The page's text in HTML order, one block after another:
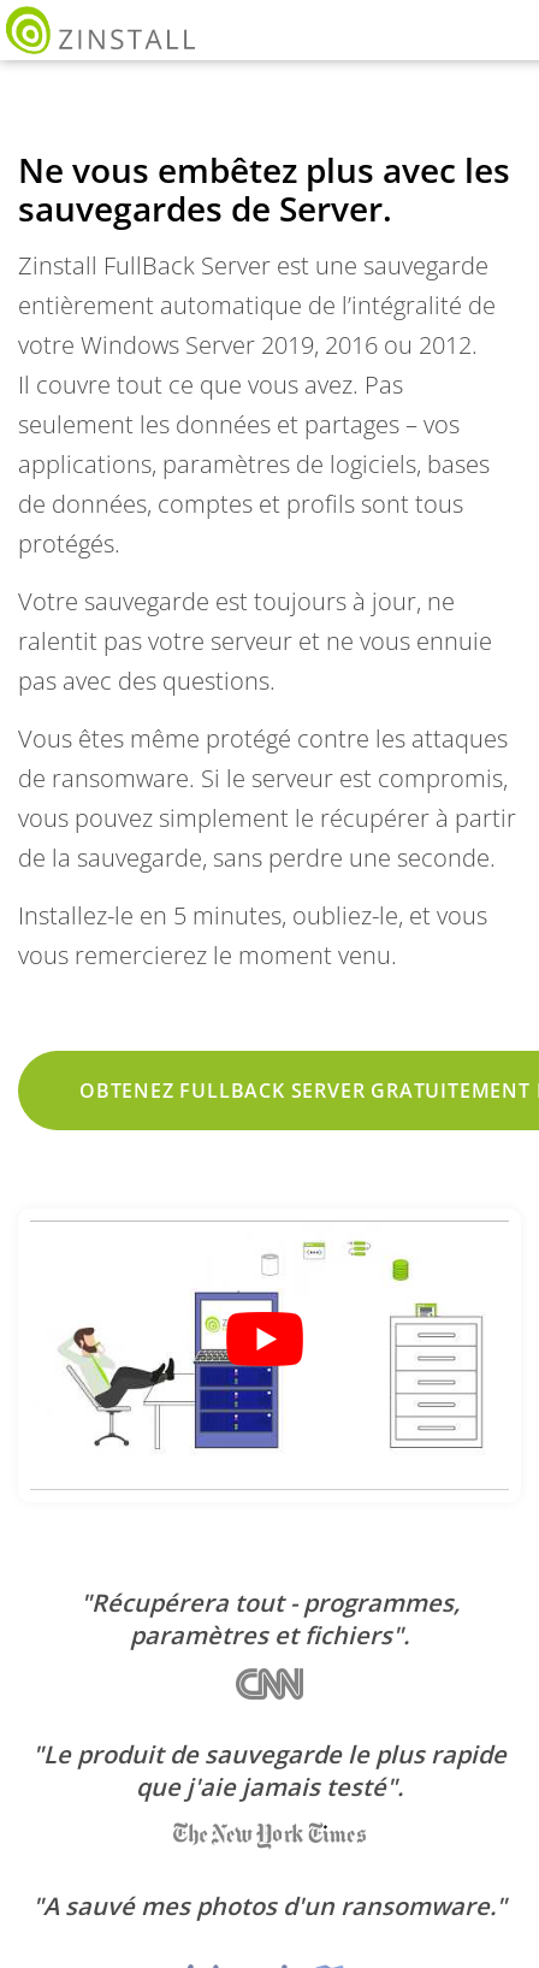
Ne vous embêtez plus avec les
sauvegardes de Server.
Zinstall FullBack Server est une sauvegarde
entièrement automatique de l’intégralité de
votre Windows Server 2019, 2016 ou 2012.
Il couvre tout ce que vous avez. Pas
seulement les données et partages – vos
applications, paramètres de logiciels, bases
de données, comptes et profils sont tous
protégés.
Votre sauvegarde est toujours à jour, ne
ralentit pas votre serveur et ne vous ennuie
pas avec des questions.
Vous êtes même protégé contre les attaques
de ransomware. Si le serveur est compromis,
vous pouvez simplement le récupérer à partir
de la sauvegarde, sans perdre une seconde.
Installez-le en 5 minutes, oubliez-le, et vous
vous remercierez le moment venu.
OBTENEZ FULLBACK SERVER
"Récupérera tout - programmes,
paramètres et fichiers".
"Le produit de sauvegarde le plus rapide
que j'aie jamais testé".
"A sauvé mes photos d'un ransomware."